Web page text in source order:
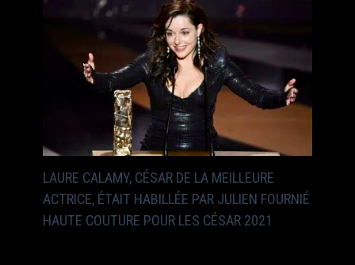
LAURE CALAMY, CÉSAR DE LA MEILLEURE
ACTRICE, ÉTAIT HABILLÉE PAR JULIEN FOURNIÉ
HAUTE COUTURE POUR LES CÉSAR 2021